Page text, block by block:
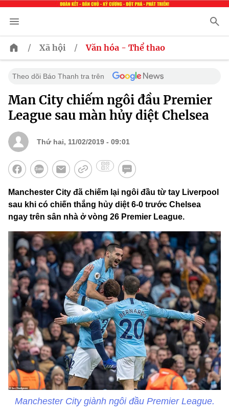
/ Xã hội / Văn hóa - Thể thao
Theo dõi Báo Thanh tra trên
Man City chiếm ngôi đầu Premier
League sau màn hủy diệt Chelsea
Thứ hai, 11/02/2019 - 09:01
Manchester City đã chiếm lại ngôi đầu từ tay Liverpool
sau khi có chiến thắng hủy diệt 6-0 trước Chelsea
ngay trên sân nhà ở vòng 26 Premier League.
Manchester City giành ngôi đầu Premier League.